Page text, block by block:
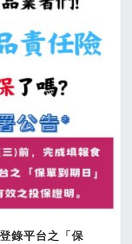
錄平台之「保